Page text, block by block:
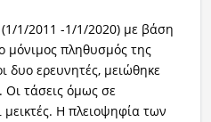
(1/1/2011 -1/1/2020) με βάση
μόνιμος πληθυσμός της
δυο ερευνητές, μειώθηκε
Οι τάσεις όμως σε
μεικτές. Η πλειοψηφία των